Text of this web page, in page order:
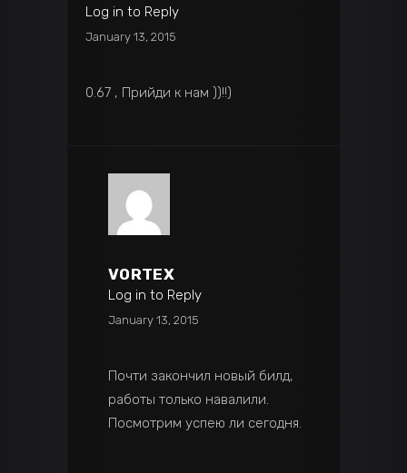
Log in to Reply
January 13, 2015
0.67 , Прийди к нам ))!!)
VORTEX
Log in to Reply
January 13, 2015
Почти закончил новый билд,
работы только навалили.
Посмотрим успею ли сегодня.